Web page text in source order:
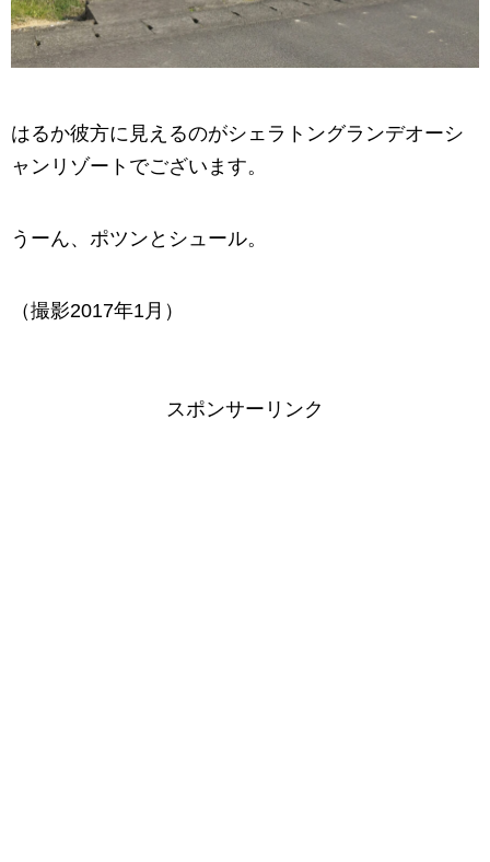
はるか彼方に見えるのがシェラトングランデオーシ
ャンリゾートでございます。
うーん、ポツンとシュール。
（撮影2017年1月）
スポンサーリンク